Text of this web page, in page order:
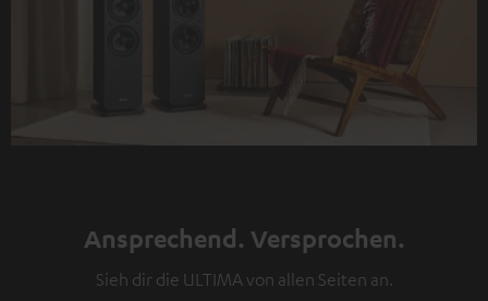
Ansprechend. Versprochen.
Sieh dir die ULTIMA von allen Seiten an.